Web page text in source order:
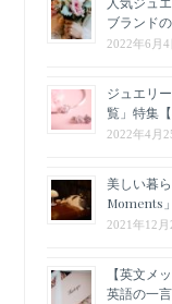
ブランド
2022年6月4
ジュエリ
覧」特集
2022年4月
美しい暮
Moments
2021年12月
【英文メ
英語の一